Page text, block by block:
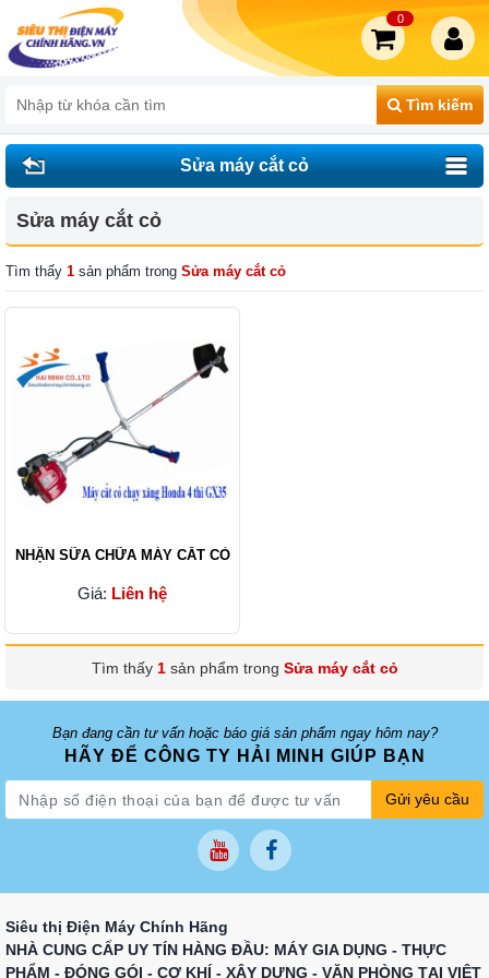
Tìm kiếm
0
Sửa máy cắt cỏ
Sửa máy cắt cỏ
Tìm thấy 1 sản phẩm trong Sửa máy cắt cỏ
NHẬN SỮA CHỮA MÁY CẮT CỎ
Giá: Liên hệ
Tìm thấy 1sản phẩm trong Sửa máy cắt cỏ
Bạn đang cần tư vấn hoặc báo giá sản phẩm ngay hôm nay?
HÃY ĐỂ CÔNG TY HẢI MINH GIÚP BẠN
Gửi yêu cầu
Siêu thị Điện Máy Chính Hãng
NHÀ CUNG CẤP UY TÍN HÀNG ĐẦU: MÁY GIA DỤNG - THỰC
PHẨM - ĐÓNG GÓI - CƠ KHÍ - XÂY DỰNG - VĂN PHÒNG TẠI VIỆT